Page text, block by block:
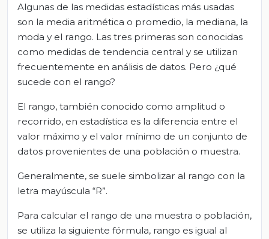
Algunas de las medidas estadísticas más usadas
son la media aritmética o promedio, la mediana, la
moda y el rango. Las tres primeras son conocidas
como medidas de tendencia central y se utilizan
frecuentemente en análisis de datos. Pero ¿qué
sucede con el rango?
El rango, también conocido como amplitud o
recorrido, en estadística es la diferencia entre el
valor máximo y el valor mínimo de un conjunto de
datos provenientes de una población o muestra.
Generalmente, se suele simbolizar al rango con la
letra mayúscula “R”.
Para calcular el rango de una muestra o población,
se utiliza la siguiente fórmula, rango es igual al